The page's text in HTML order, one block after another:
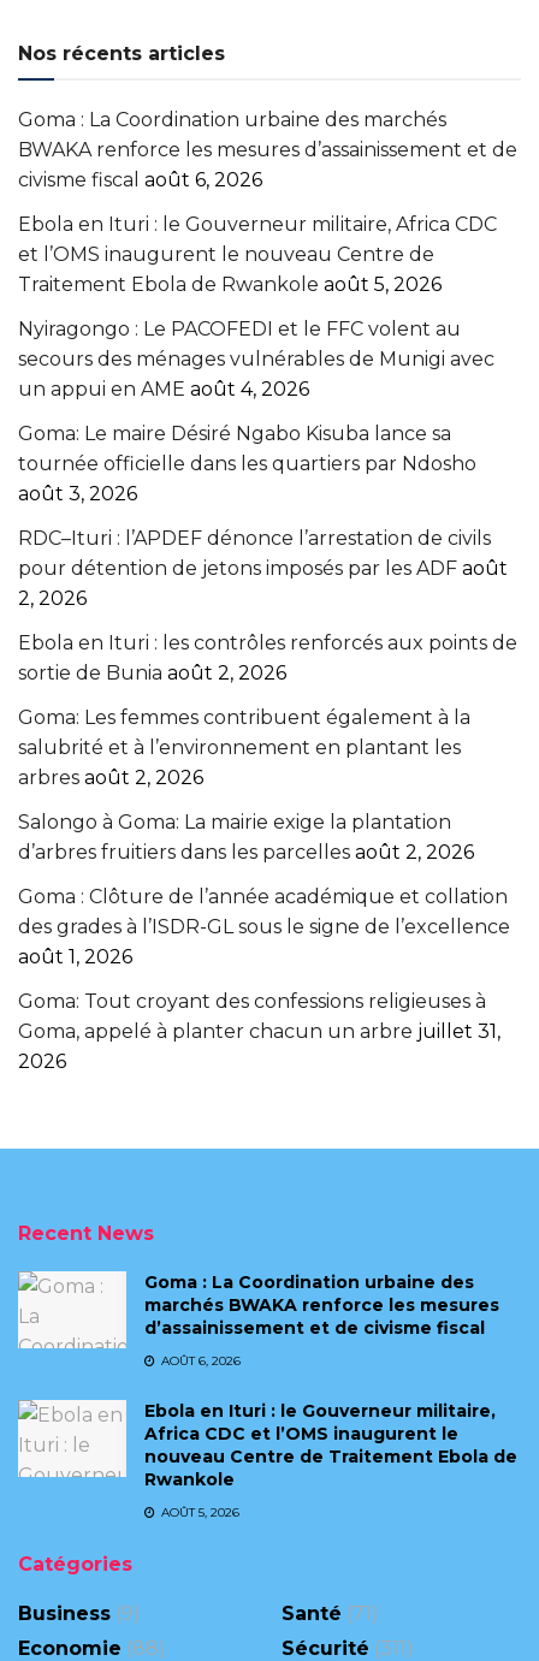
Nos récents articles
Goma : La Coordination urbaine des marchés
BWAKA renforce les mesures d’assainissement et de
civisme fiscal août 6, 2026
Ebola en Ituri : le Gouverneur militaire, Africa CDC
et l’OMS inaugurent le nouveau Centre de
Traitement Ebola de Rwankole août 5, 2026
‎Nyiragongo : Le PACOFEDI et le FFC volent au
secours des ménages vulnérables de Munigi avec
un appui en AME‎‎ août 4, 2026
Goma: Le maire Désiré Ngabo Kisuba lance sa
tournée officielle dans les quartiers par Ndosho
août 3, 2026
RDC–Ituri : l’APDEF dénonce l’arrestation de civils
pour détention de jetons imposés par les ADF août
2, 2026
Ebola en Ituri : les contrôles renforcés aux points de
sortie de Bunia août 2, 2026
Goma: Les femmes contribuent également à la
salubrité et à l’environnement en plantant les
arbres août 2, 2026
Salongo à Goma: La mairie exige la plantation
d’arbres fruitiers dans les parcelles août 2, 2026
Goma : Clôture de l’année académique et collation
des grades à l’ISDR-GL sous le signe de l’excellence
août 1, 2026
Goma: Tout croyant des confessions religieuses à
Goma, appelé à planter chacun un arbre juillet 31,
2026
Recent News
Goma : La Coordination urbaine des
marchés BWAKA renforce les mesures
d’assainissement et de civisme fiscal
AOÛT 6, 2026
Ebola en Ituri : le Gouverneur militaire,
Africa CDC et l’OMS inaugurent le
nouveau Centre de Traitement Ebola de
Rwankole
AOÛT 5, 2026
Catégories
Business (9)
Economie (88)
Santé (71)
Sécurité (311)